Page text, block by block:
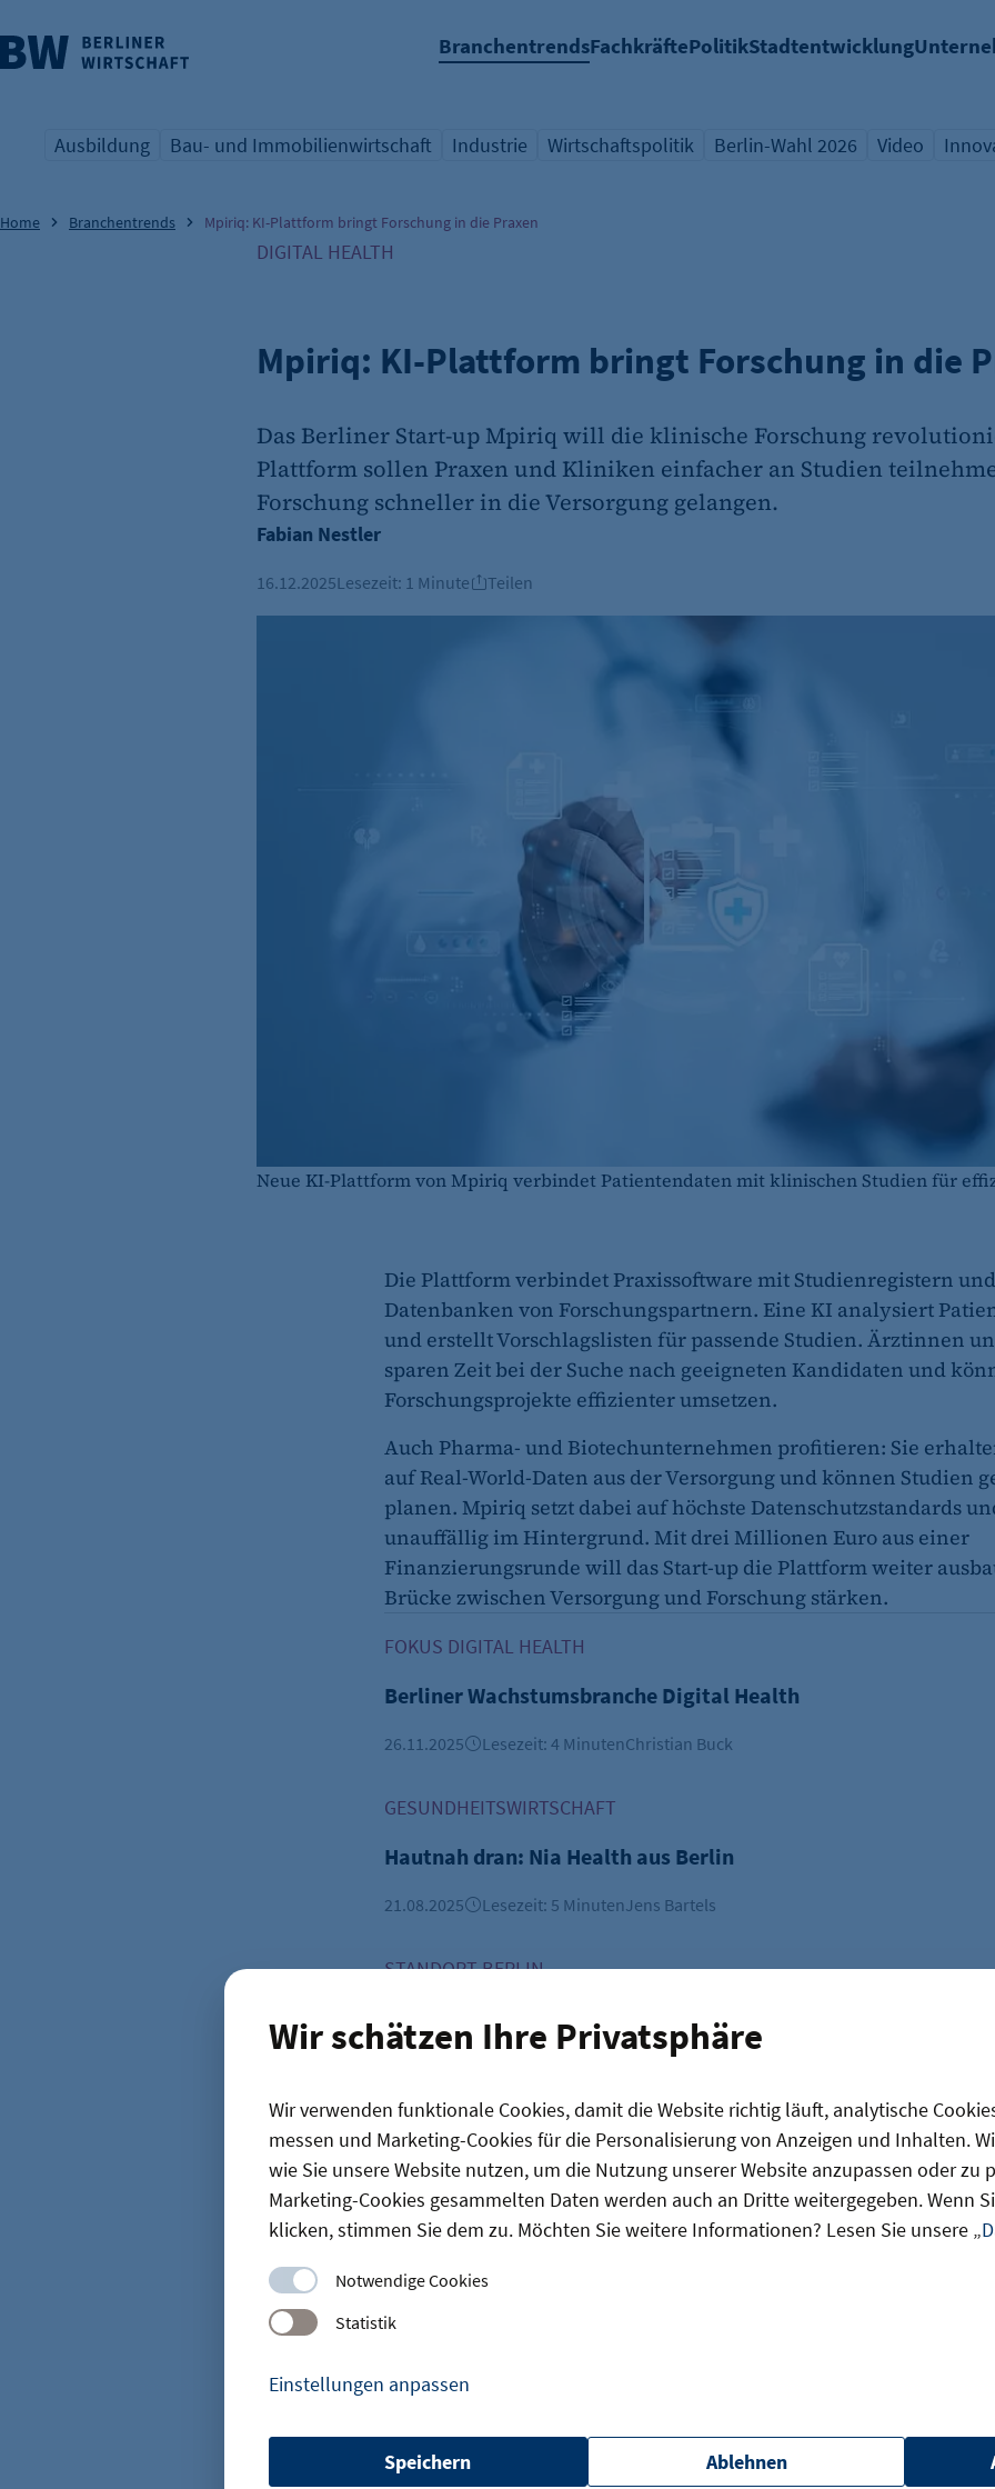
Wir schätzen Ihre Privatsphäre
Wir verwenden funktionale Cookies, damit die Website richtig läuft, analytische
messen und Marketing-Cookies für die Personalisierung von Anzeigen und Inhalten.
wie Sie unsere Website nutzen, um die Nutzung unserer Website anzupassen oder zu
Marketing-Cookies gesammelten Daten werden auch an Dritte weitergegeben. Wenn
klicken, stimmen Sie dem zu. Möchten Sie weitere Informationen? Lesen Sie unsere „
Notwendige Cookies
Statistik
Einstellungen anpassen
Ablehnen
Speichern
BranchentrendsFachkräftePolitikStadtentwicklung
überspringen
Übersicht Schlagwort
Ausbildung
Übersicht Schlagwort
Bau- und Immobilienwirtschaft
Übersicht Schlagwort
Industrie
Übersicht Schlagwort
Wirtschaftspolitik
Übersicht Schlagwort
Berlin-Wahl 2026
Übersicht
Video
Home Branchentrends Mpiriq: KI-Plattform bringt Forschung in die Praxen
DIGITAL HEALTH
Mpiriq: KI-Plattform bringt Forschung in die
Das Berliner Start-up Mpiriq will die klinische Forschung
Plattform sollen Praxen und Kliniken einfacher an Studien
Forschung schneller in die Versorgung gelangen.
Fabian Nestler
16.12.2025Lesezeit: 1 Minute Teilen
Neue KI-Plattform von Mpiriq verbindet Patientendaten mit klinischen Studien für
Die Plattform verbindet Praxissoftware mit Studienregistern und
Datenbanken von Forschungspartnern. Eine KI analysiert
und erstellt Vorschlagslisten für passende Studien. Ärztinnen
sparen Zeit bei der Suche nach geeigneten Kandidaten und
Forschungsprojekte effizienter umsetzen.
Auch Pharma- und Biotechunternehmen profitieren: Sie
auf Real-World-Daten aus der Versorgung und können Studien
planen. Mpiriq setzt dabei auf höchste Datenschutzstandards
unauffällig im Hintergrund. Mit drei Millionen Euro aus einer
Finanzierungsrunde will das Start-up die Plattform weiter
Brücke zwischen Versorgung und Forschung stärken.
FOKUS DIGITAL HEALTH
Berliner Wachstumsbranche Digital Health
26.11.2025 Lesezeit: 4 MinutenChristian Buck
GESUNDHEITSWIRTSCHAFT
Hautnah dran: Nia Health aus Berlin
21.08.2025 Lesezeit: 5 MinutenJens Bartels
STANDORT BERLIN
Neues Messe-Highlight 2026: bio:cap
Startseite
Das könnte Sie auch